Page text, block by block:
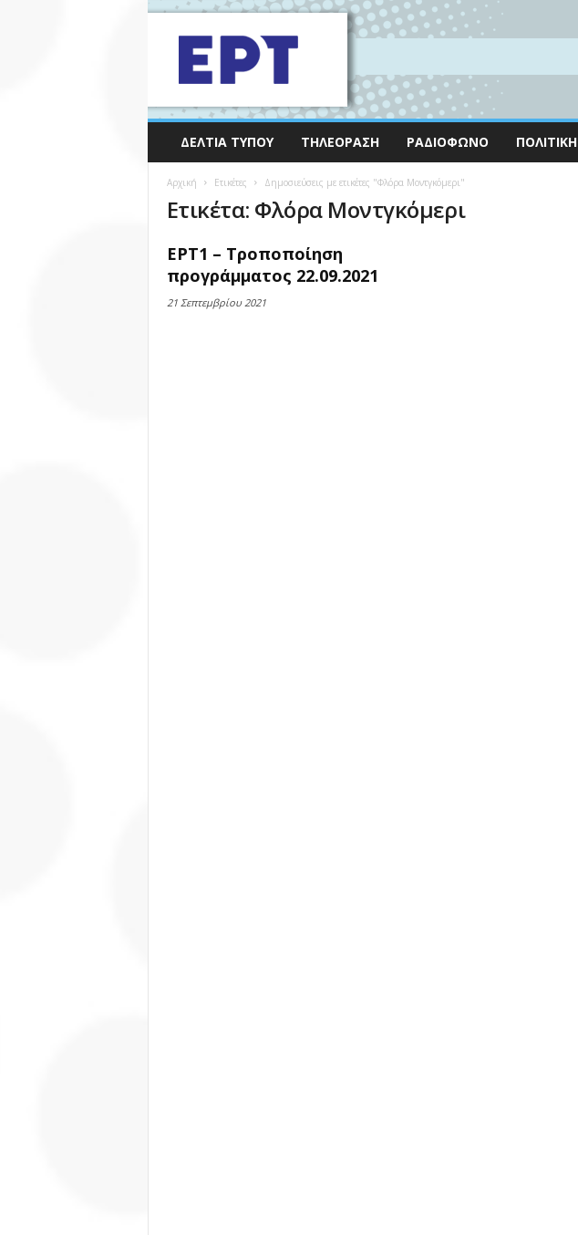
ΔΕΛΤΊΑ ΤΎΠΟΥ ΤΗΛΕΌΡΑΣΗ ΡΑΔΙΌΦΩΝΟ ΠΟΛΙΤΙΚΉ
Αρχική Ετικέτες Δημοσιεύσεις με ετικέτες "Φλόρα Μοντγκόμερι"
Ετικέτα: Φλόρα Μοντγκόμερι
ΕΡΤ1 – Τροποποίηση
προγράμματος 22.09.2021
21 Σεπτεμβρίου 2021